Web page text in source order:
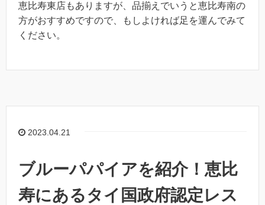
恵比寿東店もありますが、品揃えでいうと恵比寿南の
方がおすすめですので、もしよければ足を運んでみて
ください。
2023.04.21
ブルーパパイアを紹介！恵比
寿にあるタイ国政府認定レス